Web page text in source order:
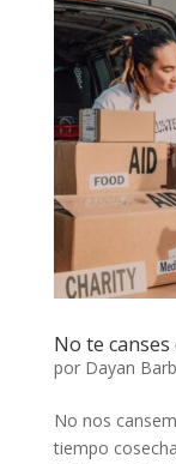
No te
por Dayan
No nos
tiempo